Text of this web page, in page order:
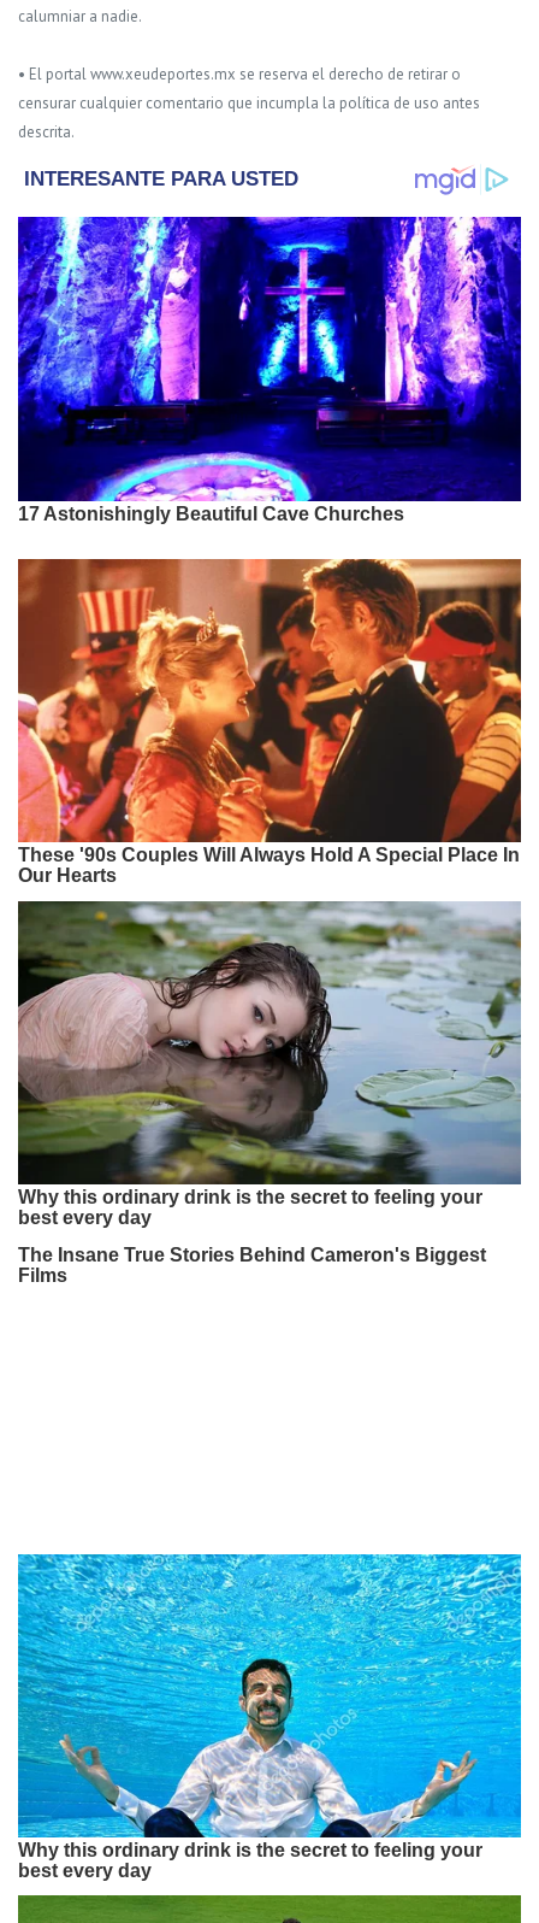
calumniar a nadie.
• El portal www.xeudeportes.mx se reserva el derecho de retirar o
censurar cualquier comentario que incumpla la política de uso antes
descrita.